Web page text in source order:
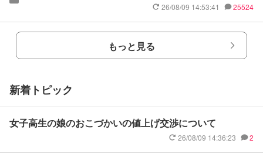
26/08/09 14:53:41 25524
もっと見る
新着トピック
女子高生の娘のおこづかいの値上げ交渉について
26/08/09 14:36:23 2